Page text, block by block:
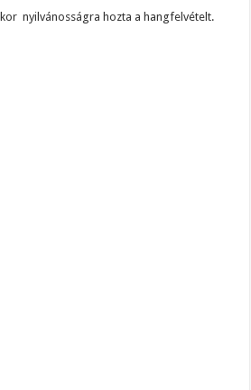
nyilvánosságra hozta a hangfelvételt.